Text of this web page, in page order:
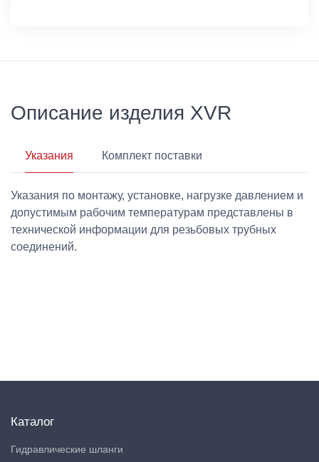
Описание изделия XVR
Указания Комплект поставки
Указания по монтажу, установке, нагрузке давлением и
допустимым рабочим температурам представлены в
технической информации для резьбовых трубных
соединений.
Каталог
Гидравлические шланги